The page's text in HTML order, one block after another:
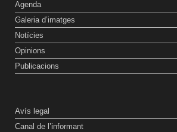
Agenda
Galeria d’imatges
Notícies
Opinions
Publicacions
Avís legal
Canal de l’informant